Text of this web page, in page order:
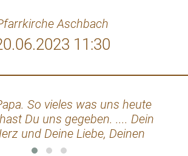
Aschbach
11:30
So vieles was uns heute
Du uns gegeben. .... Dein
und Deine Liebe, Deinen
Redegewandheit und Deine